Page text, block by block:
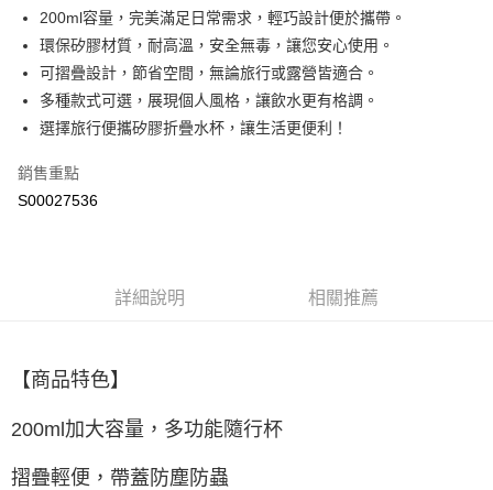
街口支付
ATM付款
運送方式
每筆NT$60，滿NT$499(含以上)免運費
萊爾富取貨付款
付款後萊爾富取貨
7-11取貨付款
每筆NT$60，滿NT$499(含以上)免運費
200ml容量，完美滿足日常需求，輕巧設計便於攜帶。
環保矽膠材質，耐高溫，安全無毒，讓您安心使用。
可摺疊設計，節省空間，無論旅行或露營皆適合。
多種款式可選，展現個人風格，讓飲水更有格調。
選擇旅行便攜矽膠折疊水杯，讓生活更便利！
銷售重點
S00027536
詳細說明 相關推薦
【商品特色】
200ml加大容量，多功能隨行杯
摺疊輕便，帶蓋防塵防蟲